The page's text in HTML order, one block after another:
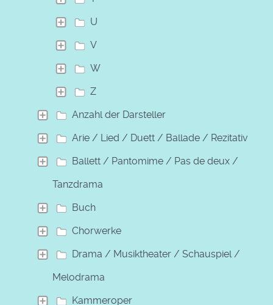
U
V
W
Z
Anzahl der Darsteller
Arie / Lied / Duett / Ballade / Rezitativ
Ballett / Pantomime / Pas de deux /
Tanzdrama
Buch
Chorwerke
Drama / Musiktheater / Schauspiel /
Melodrama
Kammeroper